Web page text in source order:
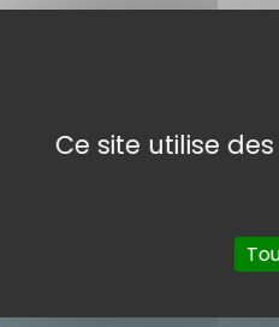
Ce site utilise